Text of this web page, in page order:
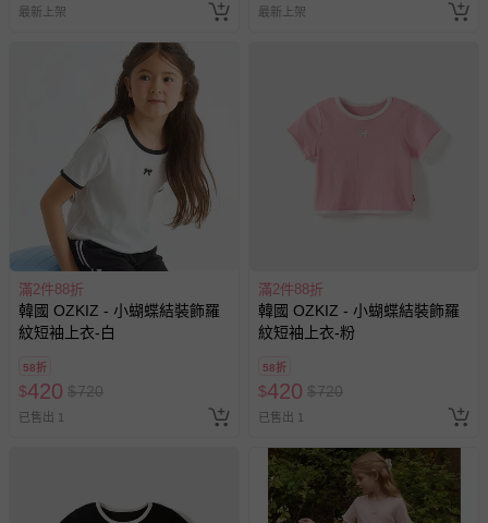
最新上架 最新上架
滿2件88折
韓國 OZKIZ - 小蝴蝶結裝飾羅
紋短袖上衣-白
58折
$420 $720
已售出 1
滿2件88折
韓國 OZKIZ - 小蝴蝶結裝飾羅
紋短袖上衣-粉
58折
$420 $720
已售出 1